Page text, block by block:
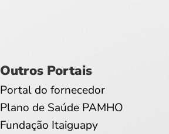
Outros Portais
Portal do fornecedor
Plano de Saúde PAMHO
Fundação Itaiguapy